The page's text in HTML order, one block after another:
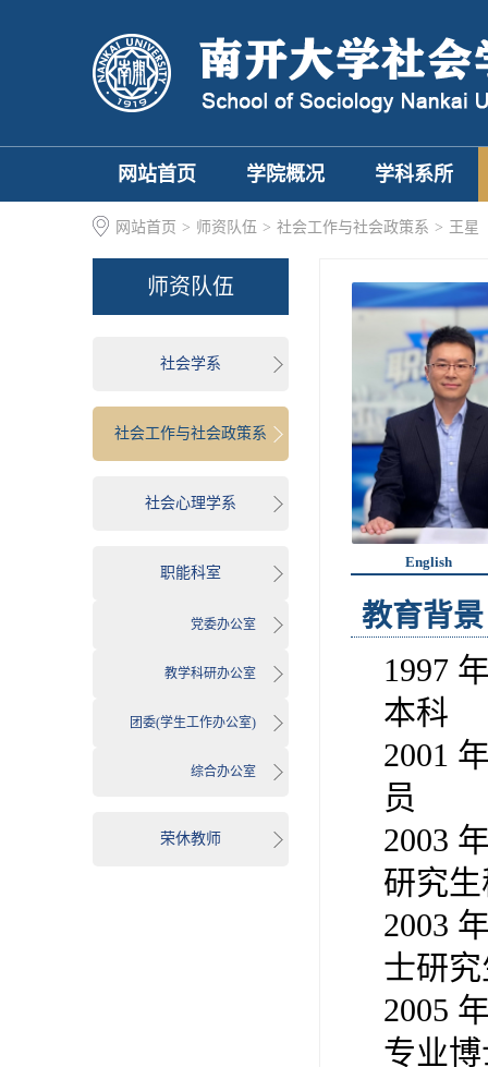
网站首页 学院概况 学科系所
网站首页 > 师资队伍 > 社会工作与社会政策系 > 王星
师资队伍
社会学系
社会工作与社会政策系
社会心理学系
职能科室
党委办公室
教学科研办公室
团委(学生工作办公室)
综合办公室
荣休教师
English
教育背景
1997
本科
2001
员
2003
研究
2003
士研
2005
专业